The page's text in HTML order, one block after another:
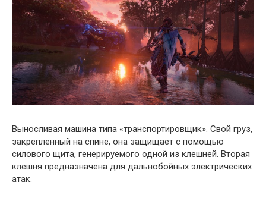
Выносливая машина типа «транспортировщик». Свой груз,
закрепленный на спине, она защищает с помощью
силового щита, генерируемого одной из клешней. Вторая
клешня предназначена для дальнобойных электрических
атак.